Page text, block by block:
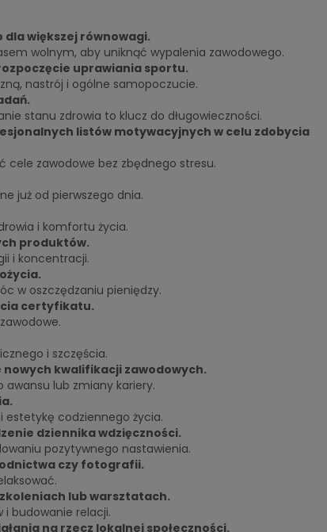
większej równowagi.
wolnym, aby uniknąć wypalenia zawodowego.
uprawiania sportu.
nastrój i ogólne samopoczucie.
stanu zdrowia to klucz do długowieczności.
listów motywacyjnych w celu zdobycia
cele zawodowe bez zbędnego stresu.
już od pierwszego dnia.
i komfortu życia.
produktów.
i koncentracji.
w oszczędzaniu pieniędzy.
certyfikatu.
i szczęścia.
kwalifikacji zawodowych.
lub zmiany kariery.
estetykę codziennego życia.
dziennika wdzięczności.
pozytywnego nastawienia.
czy fotografii.
lub warsztatach.
i budowanie relacji.
na rzecz lokalnej społeczności.